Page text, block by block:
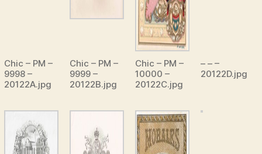
Chic – PM –
9998 –
20122A.jpg
Chic – PM –
9999 –
20122B.jpg
Chic – PM –
10000 –
20122C.jpg
– – –
20122D.jpg